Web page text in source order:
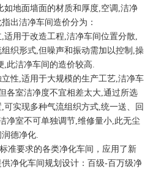
如地面墙面的材质和厚度,空调,洁净
出洁净车间造价分为：
用于改造工程,洁净车间位置分散,
织形式,但噪声和振动需加以控制,操
,此洁净车间的造价较高.
性,适用于大规模的生产工艺,洁净车
各室洁净度不宜相差太大,通过所选
实现多种气流组织方式,统一送、回
净室不可单独调节,维修量小,此无尘
德净化.
准要求的各类净化车间，应用了新
净化车间规划设计：百级-百万级净